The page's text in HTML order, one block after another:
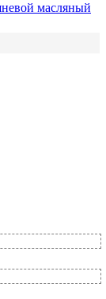
масляный